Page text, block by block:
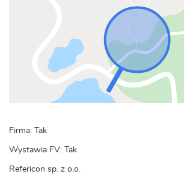
Firma: Tak
Wystawia FV: Tak
Refericon sp. z o.o.